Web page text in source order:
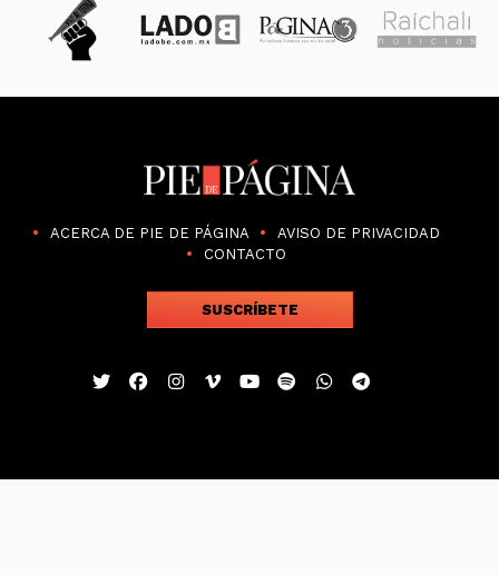
ACERCA DE PIE DE PÁGINA
AVISO DE PRIVACIDAD
CONTACTO
SUSCRÍBETE